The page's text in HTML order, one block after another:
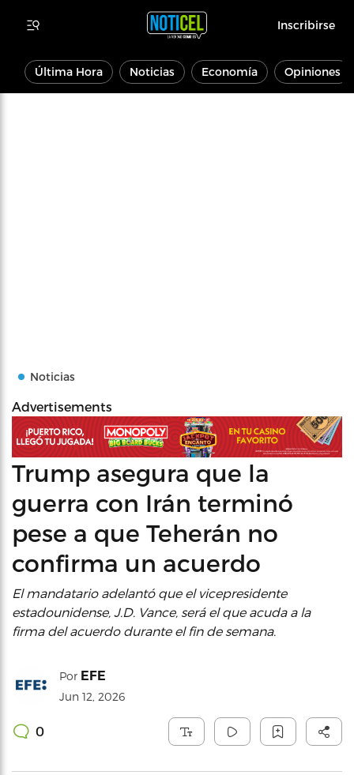
Inscribirse
Última Hora Noticias Economía Opiniones
Noticias
Advertisements
Trump asegura que la
guerra con Irán terminó
pese a que Teherán no
confirma un acuerdo
El mandatario adelantó que el vicepresidente
estadounidense, J.D. Vance, será el que acuda a la
firma del acuerdo durante el fin de semana.
Por EFE
Jun 12, 2026
0